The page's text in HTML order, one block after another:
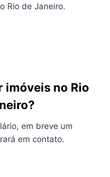
Rio de Janeiro.
imóveis no Rio
em breve um
em contato.